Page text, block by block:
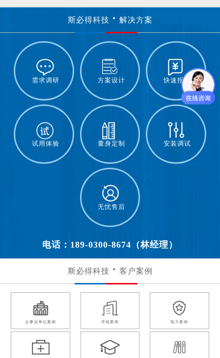
斯必得科技 解决方案
需求调研 方案设计 快速报价
试用体验 量身定制 安装调试
无忧售后
电话：189-0300-8674（林经理）
斯必得科技 客户案例
企事业单位案例 学校案例 电力案例